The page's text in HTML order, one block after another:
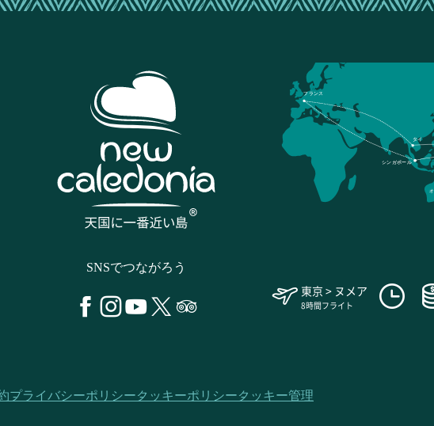
SNSでつながろう
フランス
シンガポール
タイ
東京 > ヌメア
8時間フライト
プライバシーポリシークッキーポリシークッキー管理